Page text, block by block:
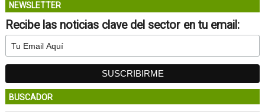
NEWSLETTER
Recibe las noticias clave del sector en tu email:
BUSCADOR